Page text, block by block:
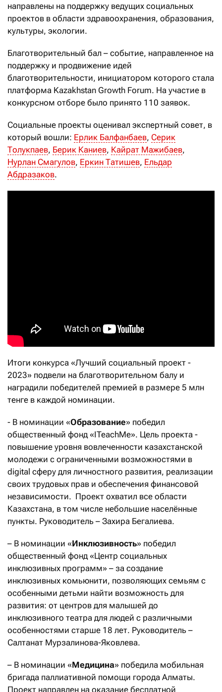
направлены на поддержку ведущих социальных
проектов в области здравоохранения, образования,
культуры, экологии.
Благотворительный бал – событие, направленное на
поддержку и продвижение идей
благотворительности, инициатором которого стала
платформа Kazakhstan Growth Forum. На участие в
конкурсном отборе было принято 110 заявок.
Социальные проекты оценивал экспертный совет, в
который вошли: Ерлик Балфанбаев, Серик
Толукпаев, Берик Каниев, Кайрат Мажибаев,
Нурлан Смагулов, Еркин Татишев, Ельдар
Абдразаков.
Итоги конкурса «Лучший социальный проект -
2023» подвели на благотворительном балу и
наградили победителей премией в размере 5 млн
тенге в каждой номинации.
- В номинации «Образование» победил
общественный фонд «ITeachMe». Цель проекта -
повышение уровня вовлеченности казахстанской
молодежи с ограниченными возможностями в
digital сферу для личностного развития, реализации
своих трудовых прав и обеспечения финансовой
независимости. Проект охватил все области
Казахстана, в том числе небольшие населённые
пункты. Руководитель – Захира Бегалиева.
– В номинации «Инклюзивность» победил
общественный фонд «Центр социальных
инклюзивных программ» – за создание
инклюзивных комьюнити, позволяющих семьям с
особенными детьми найти возможность для
развития: от центров для малышей до
инклюзивного театра для людей с различными
особенностями старше 18 лет. Руководитель –
Салтанат Мурзалинова-Яковлева.
– В номинации «Медицина» победила мобильная
бригада паллиативной помощи города Алматы.
Проект направлен на оказание бесплатной